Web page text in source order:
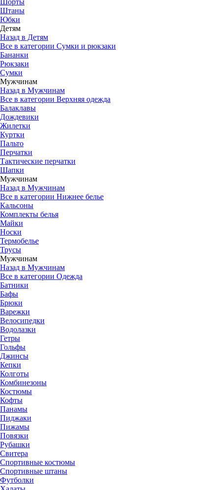
Шорты
Штаны
Юбки
Детям
Назад в Детям
Все в категории Сумки и рюкзаки
Бананки
Рюкзаки
Сумки
Мужчинам
Назад в Мужчинам
Все в категории Верхняя одежда
Балаклавы
Дождевики
Жилетки
Куртки
Пальто
Перчатки
Тактические перчатки
Шапки
Мужчинам
Назад в Мужчинам
Все в категории Нижнее белье
Кальсоны
Комплекты белья
Майки
Носки
Термобелье
Трусы
Мужчинам
Назад в Мужчинам
Все в категории Одежда
Батники
Бафы
Брюки
Варежки
Велосипедки
Водолазки
Гетры
Гольфы
Джинсы
Кепки
Колготы
Комбинезоны
Костюмы
Кофты
Панамы
Пиджаки
Пижамы
Повязки
Рубашки
Свитера
Спортивные костюмы
Спортивные штаны
Футболки